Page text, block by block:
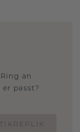
an
passt?